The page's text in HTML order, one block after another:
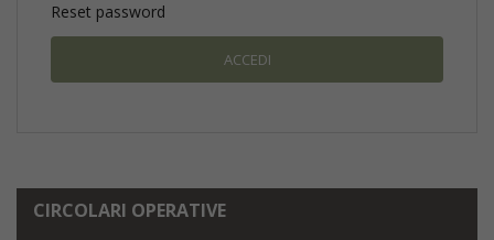
Reset password
CIRCOLARI OPERATIVE